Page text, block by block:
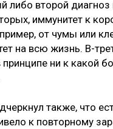
либо второй
иммунитет к
от чумы или
на всю жизнь. В-
ни к какой
также, что
к повторному